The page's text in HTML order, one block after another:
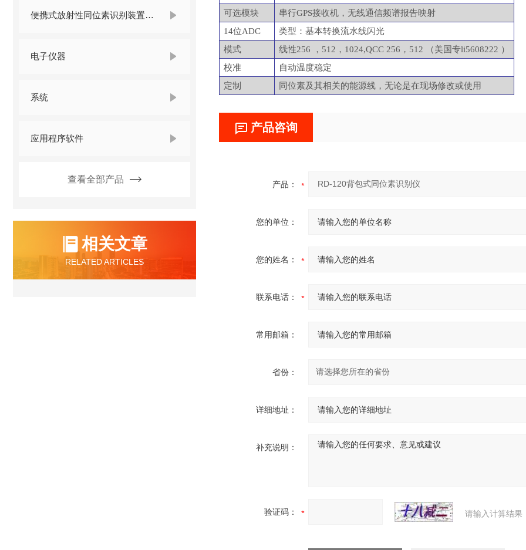
便携式放射性同位素识别装置 （RIID）
电子仪器
系统
应用程序软件
查看全部产品
相关文章
RELATED ARTICLES
可选模块
串行GPS接收机，无线通信频谱报告映射
14位ADC
类型：基本转换流水线闪光
模式
线性256 ，512，1024,QCC 256，512 （美国专li5608222 ）
校准
自动温度稳定
定制
同位素及其相关的能源线，无论是在现场修改或使用
产品咨询
产品：
您的单位：
您的姓名：
联系电话：
常用邮箱：
省份：
详细地址：
补充说明：
验证码： 请输入计算结果